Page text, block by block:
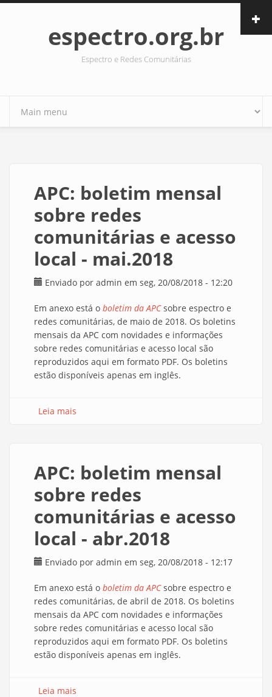
Pular para o conteúdo principal
espectro.org.br
Espectro e Redes Comunitárias
APC: boletim mensal
sobre redes
comunitárias e acesso
local - mai.2018
Enviado por admin em seg, 20/08/2018 - 12:20
Em anexo está o boletim da APCsobre espectro e
redes comunitárias, de maio de 2018. Os boletins
mensais da APC com novidades e informações
sobre redes comunitárias e acesso local são
reproduzidos aqui em formato PDF. Os boletins
estão disponíveis apenas em inglês.
Leia mais
APC: boletim mensal
sobre redes
comunitárias e acesso
local - abr.2018
Enviado por admin em seg, 20/08/2018 - 12:17
Em anexo está o boletim da APCsobre espectro e
redes comunitárias, de abril de 2018. Os boletins
mensais da APC com novidades e informações
sobre redes comunitárias e acesso local são
reproduzidos aqui em formato PDF. Os boletins
estão disponíveis apenas em inglês.
Leia mais